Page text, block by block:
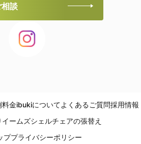
談
料金ibukiについてよくあるご質問採用情報
イームズシェルチェアの張替え
ププライバシーポリシー